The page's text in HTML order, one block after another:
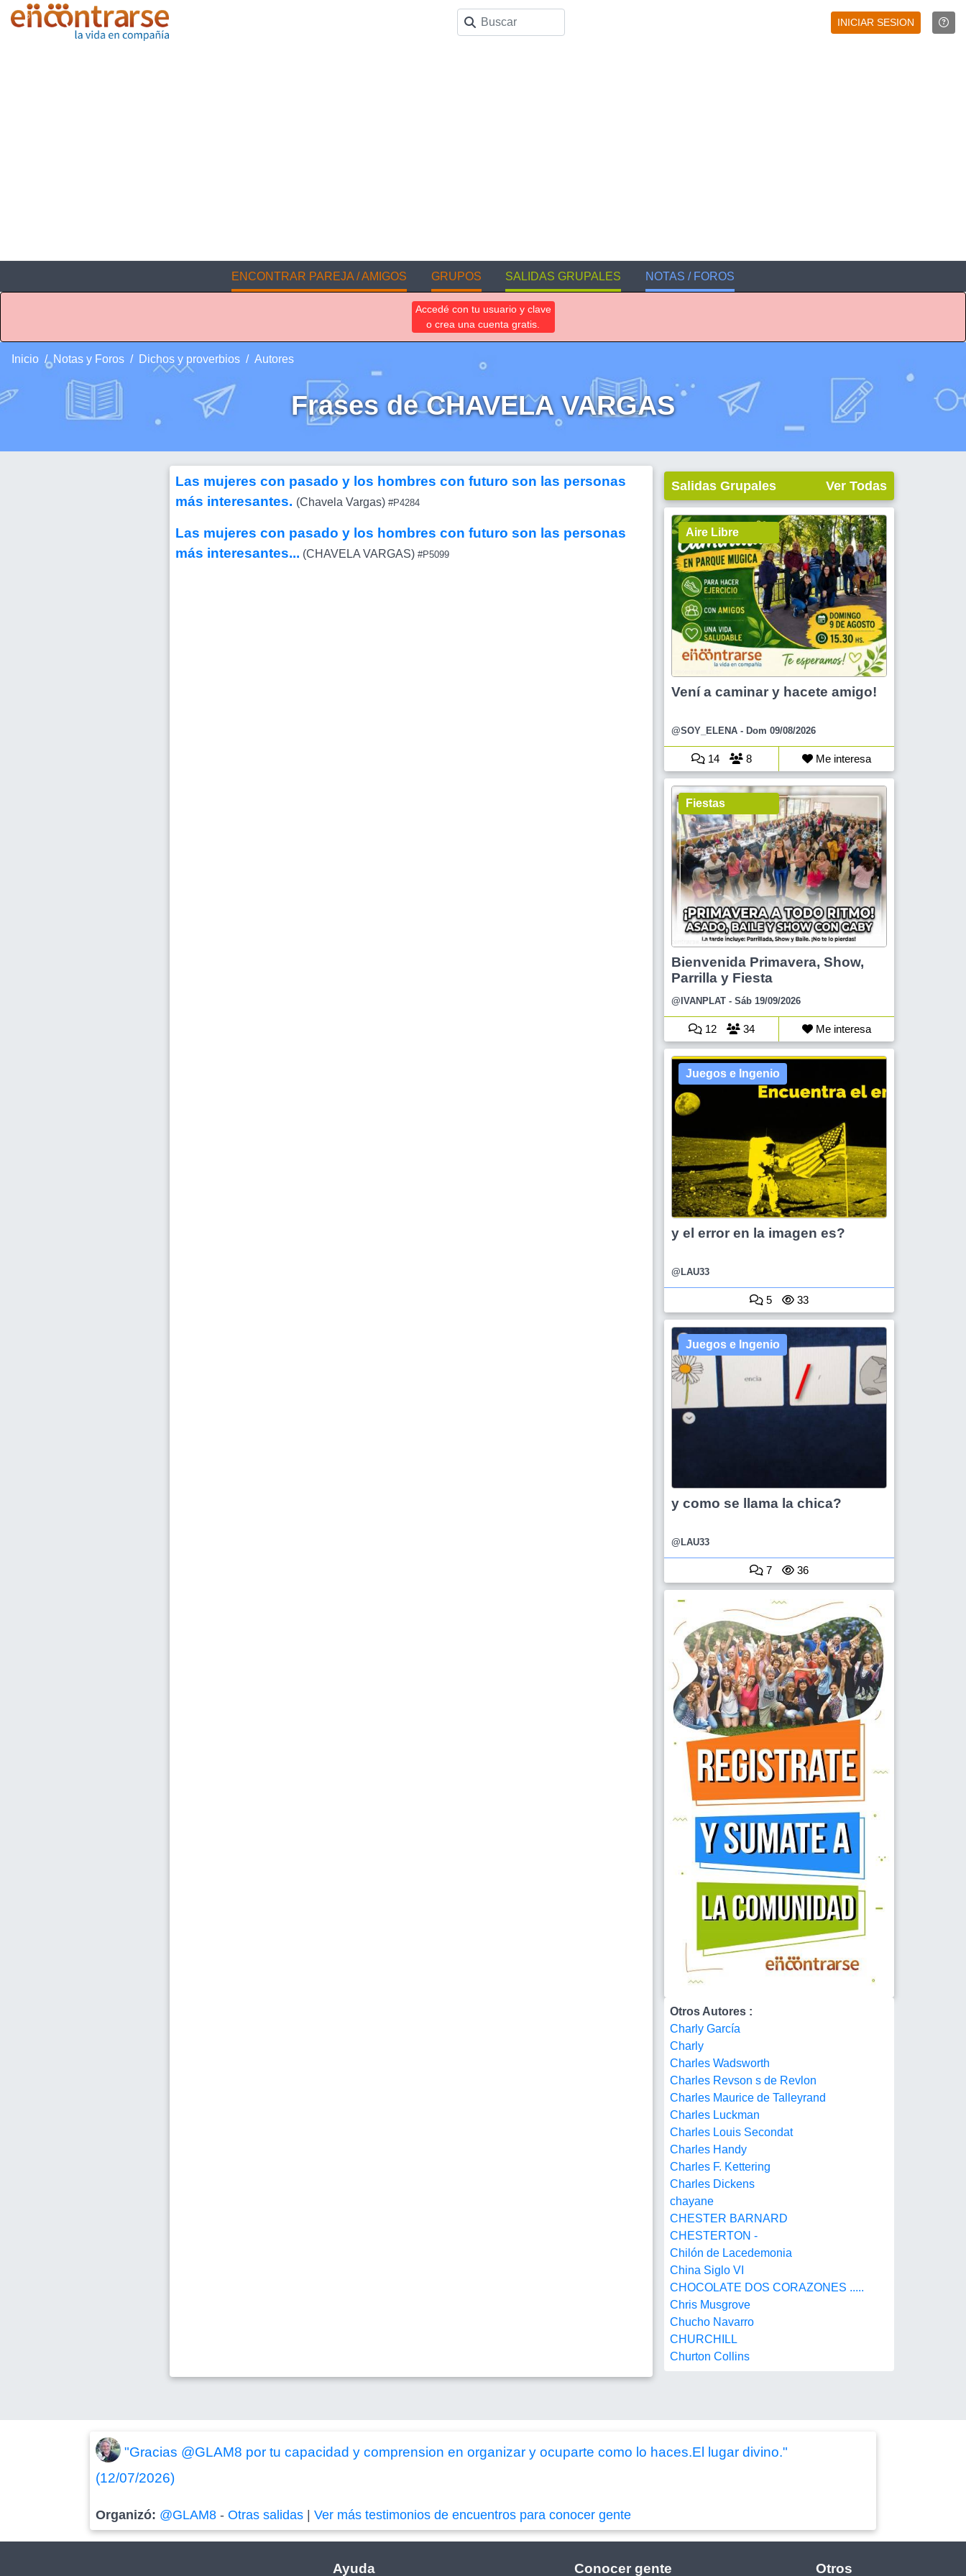
INICIAR SESION
ENCONTRAR PAREJA / AMIGOS GRUPOS SALIDAS GRUPALES NOTAS / FOROS
Accedé con tu usuario y clave
o crea una cuenta gratis.
Inicio Notas y Foros Dichos y proverbios Autores
Frases de CHAVELA VARGAS
Las mujeres con pasado y los hombres con futuro son las personas
más interesantes. (Chavela Vargas) #P4284
Las mujeres con pasado y los hombres con futuro son las personas
más interesantes... (CHAVELA VARGAS) #P5099
Salidas Grupales Ver Todas
Aire Libre
Vení a caminar y hacete amigo!
@SOY_ELENA - Dom 09/08/2026
14 8 Me interesa
Fiestas
Bienvenida Primavera, Show,
Parrilla y Fiesta
@IVANPLAT - Sáb 19/09/2026
12 34 Me interesa
Juegos e Ingenio
y el error en la imagen es?
@LAU33
5 33
Juegos e Ingenio
y como se llama la chica?
@LAU33
7 36
Otros Autores :
Charly García
Charly
Charles Wadsworth
Charles Revson s de Revlon
Charles Maurice de Talleyrand
Charles Luckman
Charles Louis Secondat
Charles Handy
Charles F. Kettering
Charles Dickens
chayane
CHESTER BARNARD
CHESTERTON -
Chilón de Lacedemonia
China Siglo VI
CHOCOLATE DOS CORAZONES .....
Chris Musgrove
Chucho Navarro
CHURCHILL
Churton Collins
"Gracias @GLAM8 por tu capacidad y comprension en organizar y ocuparte como lo haces.El lugar divino."
(12/07/2026)
Organizó: @GLAM8 -Otras salidas |Ver más testimonios de encuentros para conocer gente
Ayuda Conocer gente Otros